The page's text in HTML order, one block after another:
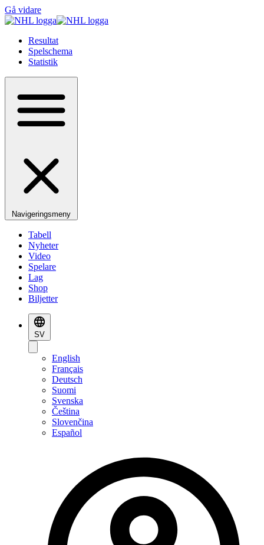
Gå vidare
Resultat
Spelschema
Statistik
Navigeringsmeny
Tabell
Nyheter
Video
Spelare
Lag
Shop
Biljetter
SV
English
Français
Deutsch
Suomi
Svenska
Čeština
Slovenčina
Español